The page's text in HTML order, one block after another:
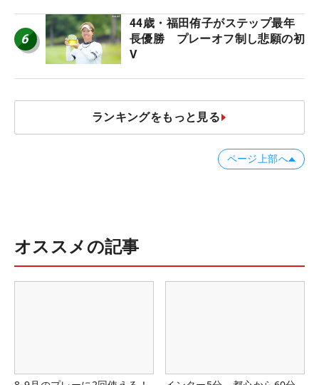
6
44歳・福田侑子がステップ最年
長優勝 プレーオフ制し悲願の初
V
ランキングをもっと見る
ページ上部へ
オススメの記事